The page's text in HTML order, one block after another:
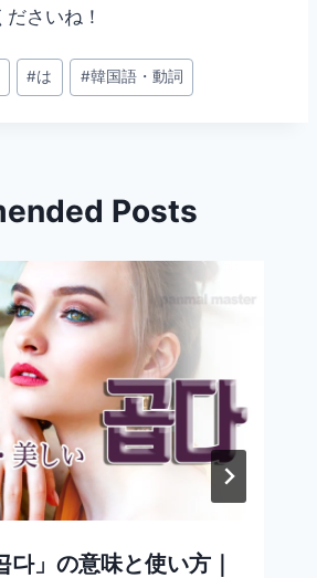
さいね！
#は #韓国語・動詞
Posts
다」の意味と使い方｜